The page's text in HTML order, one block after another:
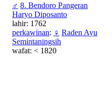
♂ 8. Bendoro Pangeran
Haryo Diposanto
lahir: 1762
perkawinan: ♀ Raden Ayu
Semintaningsih
wafat: < 1820